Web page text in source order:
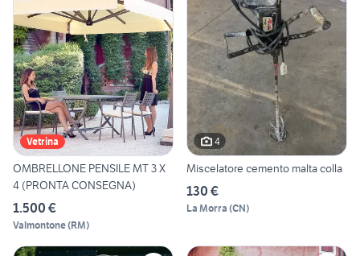
Vetrina
OMBRELLONE PENSILE MT 3 X
4 (PRONTA CONSEGNA)
1.500 €
Valmontone(RM)
4
Miscelatore cemento malta colla
130 €
La Morra (CN)